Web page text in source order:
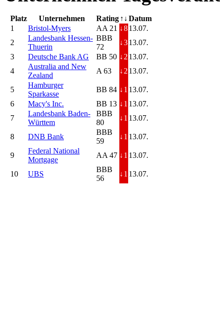
Platz Unternehmen Rating ↑↓ Datum
1
Bristol-Myers AA 21 ↓813.07.
2
Landesbank Hessen-
Thuerin
BBB
72
↓313.07.
3
Deutsche Bank AG BB 50 ↓ 2 13.07.
4
Australia and New
Zealand
A 63 ↓ 2 13.07.
5
Hamburger
Sparkasse
BB 84 ↓ 1 13.07.
6
Macy's Inc. BB 13 ↓ 1 13.07.
7
Landesbank Baden-
Württem
BBB
80
↓ 1 13.07.
8 DNB Bank
BBB
59
↓ 1 13.07.
9
Federal National
Mortgage
AA 47 ↓ 1 13.07.
10 UBS
BBB
56
↓ 1 13.07.